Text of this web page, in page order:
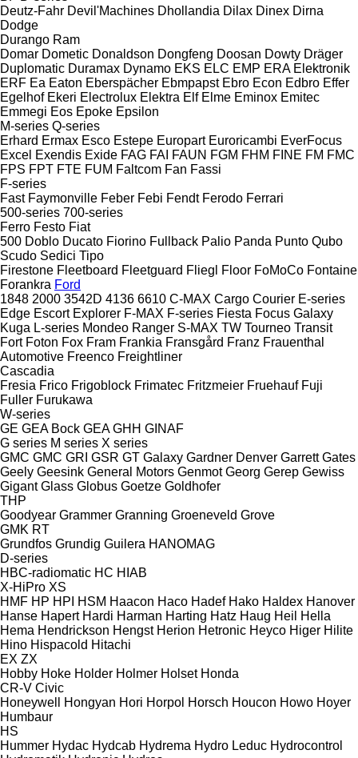
Deutz-Fahr Devil'Machines Dhollandia Dilax Dinex Dirna
Dodge
Durango Ram
Domar Dometic Donaldson Dongfeng Doosan Dowty Dräger
Duplomatic Duramax Dynamo EKS ELC EMP ERA Elektronik
ERF Ea Eaton Eberspächer Ebmpapst Ebro Econ Edbro Effer
Egelhof Ekeri Electrolux Elektra Elf Elme Eminox Emitec
Emmegi Eos Epoke Epsilon
M-series Q-series
Erhard Ermax Esco Estepe Europart Euroricambi EverFocus
Excel Exendis Exide FAG FAI FAUN FGM FHM FINE FM FMC
FPS FPT FTE FUM Faltcom Fan Fassi
F-series
Fast Faymonville Feber Febi Fendt Ferodo Ferrari
500-series 700-series
Ferro Festo Fiat
500 Doblo Ducato Fiorino Fullback Palio Panda Punto Qubo
Scudo Sedici Tipo
Firestone Fleetboard Fleetguard Fliegl Floor FoMoCo Fontaine
Forankra Ford
1848 2000 3542D 4136 6610 C-MAX Cargo Courier E-series
Edge Escort Explorer F-MAX F-series Fiesta Focus Galaxy
Kuga L-series Mondeo Ranger S-MAX TW Tourneo Transit
Fort Foton Fox Fram Frankia Fransgård Franz Frauenthal
Automotive Freenco Freightliner
Cascadia
Fresia Frico Frigoblock Frimatec Fritzmeier Fruehauf Fuji
Fuller Furukawa
W-series
GE GEA Bock GEA GHH GINAF
G series M series X series
GMC GMC GRI GSR GT Galaxy Gardner Denver Garrett Gates
Geely Geesink General Motors Genmot Georg Gerep Gewiss
Gigant Glass Globus Goetze Goldhofer
THP
Goodyear Grammer Granning Groeneveld Grove
GMK RT
Grundfos Grundig Guilera HANOMAG
D-series
HBC-radiomatic HC HIAB
X-HiPro XS
HMF HP HPI HSM Haacon Haco Hadef Hako Haldex Hanover
Hanse Hapert Hardi Harman Harting Hatz Haug Heil
Hella
Hema Hendrickson Hengst Herion Hetronic Heyco Higer Hilite
Hino Hispacold Hitachi
EX ZX
Hobby Hoke Holder Holmer Holset Honda
CR-V Civic
Honeywell
Hongyan Hori Horpol Horsch Houcon Howo Hoyer
Humbaur
HS
Hummer Hydac Hydcab Hydrema Hydro Leduc Hydrocontrol